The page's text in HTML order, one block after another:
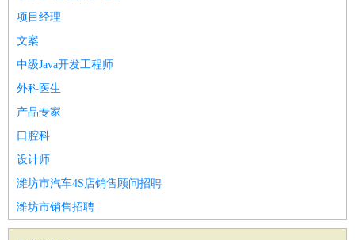
项目经理
文案
中级Java开发工程师
外科医生
产品专家
口腔科
设计师
潍坊市汽车4S店销售顾问招聘
潍坊市销售招聘